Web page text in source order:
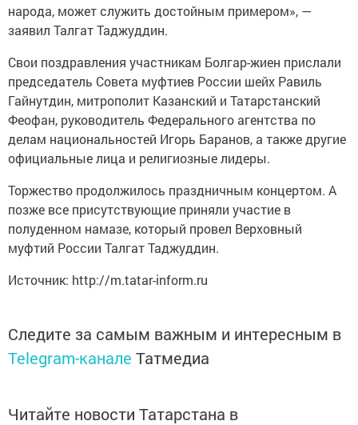
народа, может служить достойным примером», —
заявил Талгат Таджуддин.
Свои поздравления участникам Болгар-жиен прислали
председатель Совета муфтиев России шейх Равиль
Гайнутдин, митрополит Казанский и Татарстанский
Феофан, руководитель Федерального агентства по
делам национальностей Игорь Баранов, а также другие
официальные лица и религиозные лидеры.
Торжество продолжилось праздничным концертом. А
позже все присутствующие приняли участие в
полуденном намазе, который провел Верховный
муфтий России Талгат Таджуддин.
Источник: http://m.tatar-inform.ru
Следите за самым важным и интересным в
Telegram-канале Татмедиа
Читайте новости Татарстана в